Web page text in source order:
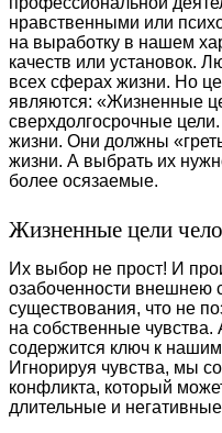
нравственными или
на выработку в нашем
качеств или установок.
всех сферах жизни. Но
являются: «Жизненные
сверхдолгосрочные
жизни. Они должны
жизни. А выбрать их
более осязаемые.
Жизненные цели
Их выбор не прост! И
озабоченности внешнею
существования, что не
на собственные
содержится ключ к
Игнорируя чувства, мы
конфликта, который
длительные и